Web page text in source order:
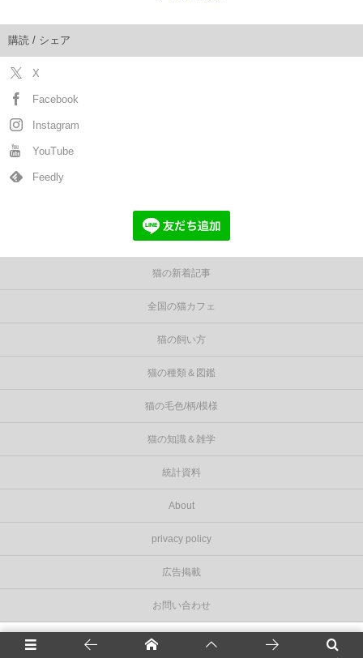
購読 / シェア
X
Facebook
Instagram
YouTube
Feedly
猫の新着記事
全国の猫カフェ
猫の飼い方
猫の種類＆図鑑
猫の毛色/柄/模様
猫の知識＆雑学
統計資料
About
privacy policy
広告掲載
お問い合わせ
Cat Press（キャットプレス）